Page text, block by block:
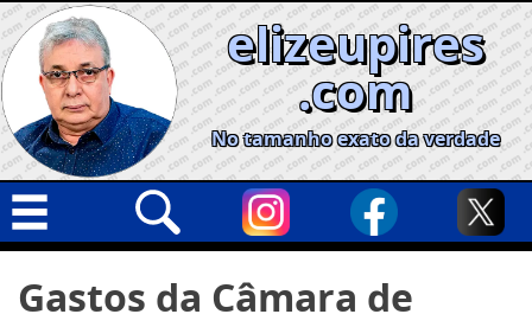
Skip
to
content
elizeupires
.com
No tamanho exato da verdade
Geral
por:
Gastos da Câmara de